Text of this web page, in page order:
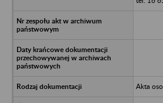
Akta